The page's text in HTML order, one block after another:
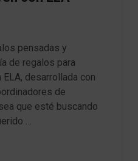
pensadas y
de regalos para
desarrollada con
de
que esté buscando
…